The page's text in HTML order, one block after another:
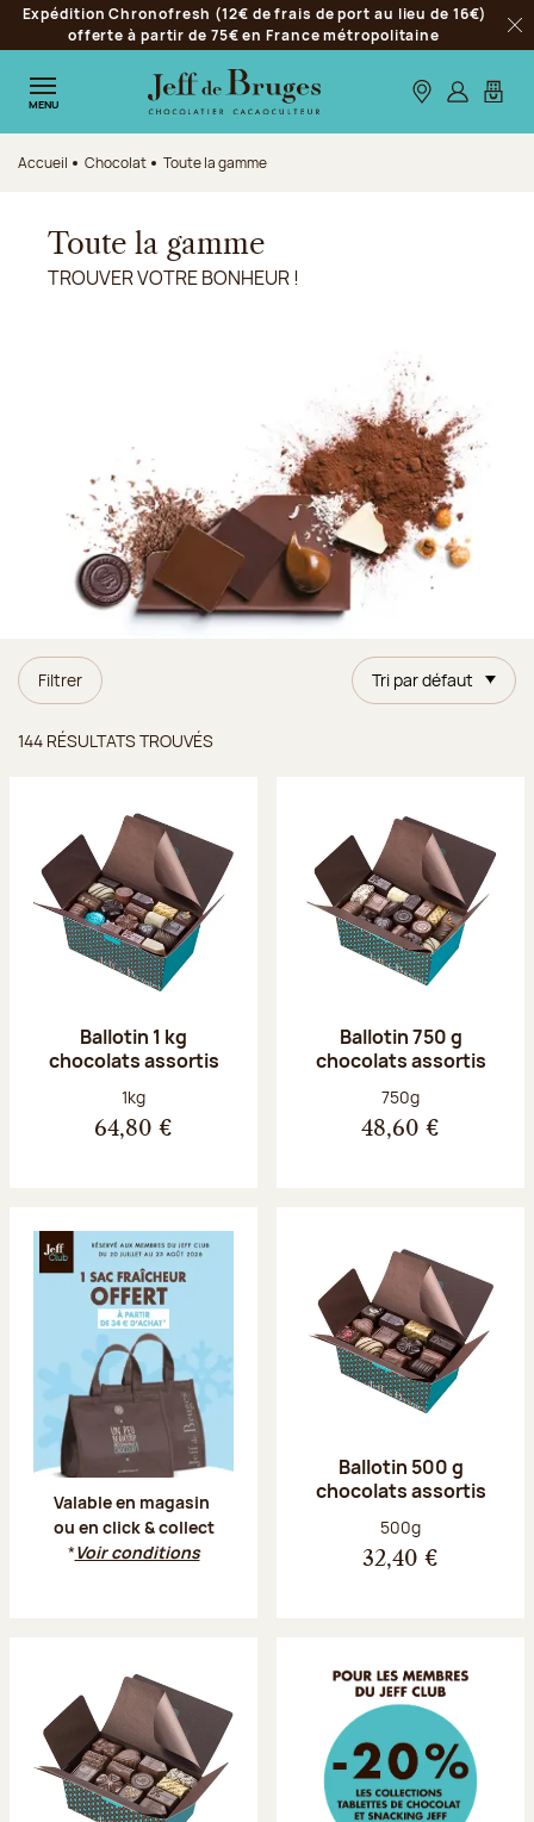
Aller à la navigation
Aller au contenu principal
Aller au pied de page
Expédition Chronofresh (12€ de frais de port au lieu de 16€)
offerte à partir de 75€ en France métropolitaine
MENU Nos boutiques
S’identifier
Mon
Accueil Chocolat Toute la gamme
Toute la gamme
TROUVER VOTRE BONHEUR !
Filtrer Tri par défaut
144 RÉSULTATS TROUVÉS
Ballotin 1 kg
chocolats assortis
Poids net :
1kg
64,80 €
Ballotin 750 g
chocolats assortis
Poids net :
750g
48,60 €
Valable en magasin
ou en click & collect
*Voir conditions
Ballotin 500 g
chocolats assortis
Poids net :
500g
32,40 €